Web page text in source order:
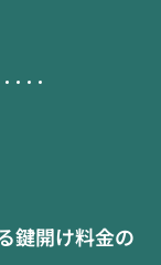
鍵開け料金の